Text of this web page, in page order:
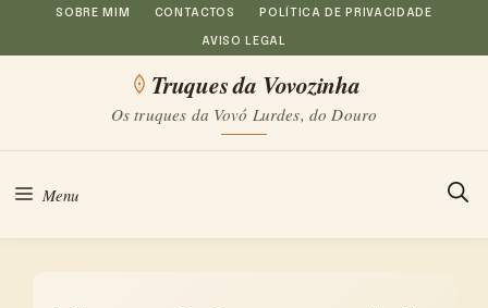
Saltar
para
conteúdo
SOBRE MIM CONTACTOS POLÍTICA DE PRIVACIDADE
AVISO LEGAL
Truques da Vovozinha
Os truques da Vovó Lurdes, do Douro
Menu